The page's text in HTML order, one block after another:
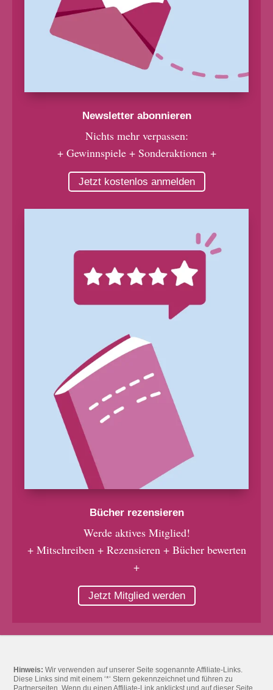
Newsletter abonnieren
Nichts mehr verpassen:
+ Gewinnspiele + Sonderaktionen +
Jetzt kostenlos anmelden
Bücher rezensieren
Werde aktives Mitglied!
+ Mitschreiben + Rezensieren + Bücher bewerten
+
Jetzt Mitglied werden
Hinweis: Wir verwenden auf unserer Seite sogenannte Affiliate-Links.
Diese Links sind mit einem ‘*‘ Stern gekennzeichnet und führen zu